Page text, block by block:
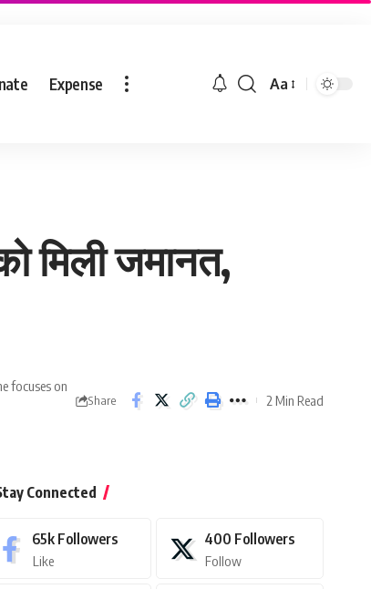
Expense Aa
मिली जमानत,
focuses on
Share 2 Min Read
Connected
65k Followers
Like
400 Followers
Follow